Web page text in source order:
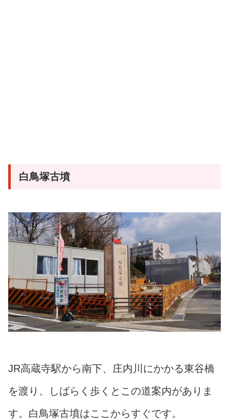
白鳥塚古墳
JR高蔵寺駅から南下、庄内川にかかる東谷橋
を渡り、しばらく歩くとこの道案内がありま
す。白鳥塚古墳はここからすぐです。